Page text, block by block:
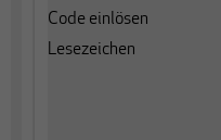
Code einlösen
Lesezeichen